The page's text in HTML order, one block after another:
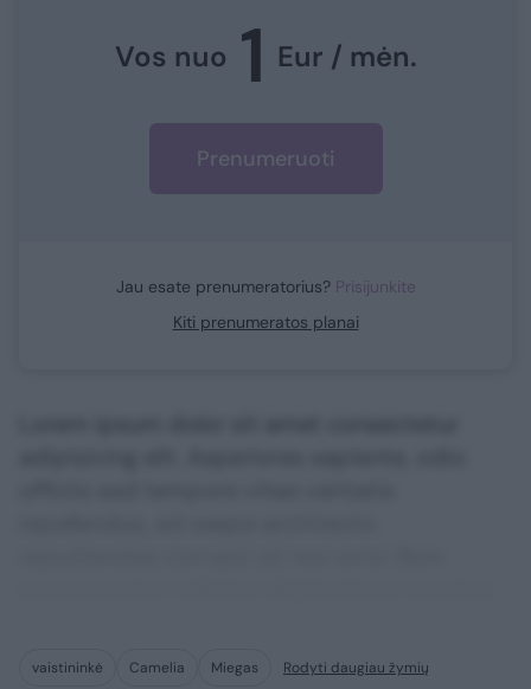
Vos nuo 1 Eur / mėn.
Prenumeruoti
Jau esate prenumeratorius? Prisijunkite
Kiti prenumeratos planai
vaistininkė Camelia Miegas Rodyti daugiau žymių